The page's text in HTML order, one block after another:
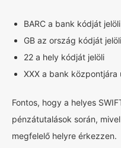
BARC a bank kódját
GB az ország kódját
22 a hely kódját jelöli
XXX a bank központjára
Fontos, hogy a helyes
pénzátutalások során,
megfelelő helyre érkezzen.